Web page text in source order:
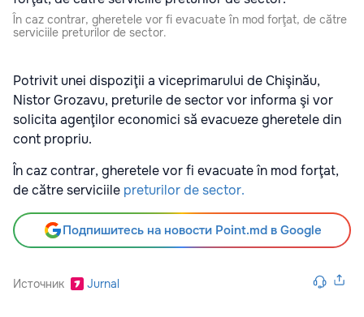
În caz contrar, gheretele vor fi evacuate în mod forţat, de către
serviciile preturilor de sector.
Potrivit unei dispoziţii a viceprimarului de Chişinău,
Nistor Grozavu, preturile de sector vor informa şi vor
solicita agenţilor economici să evacueze gheretele din
cont propriu.
În caz contrar, gheretele vor fi evacuate în mod forţat,
de către serviciile preturilor de sector.
Подпишитесь на новости Point.md в Google
Источник Jurnal